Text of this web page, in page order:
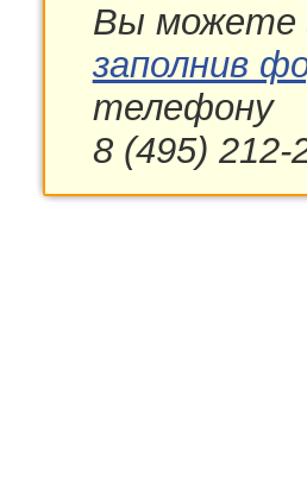
Вы можете
заполнив
телефону
8 (495) 212-